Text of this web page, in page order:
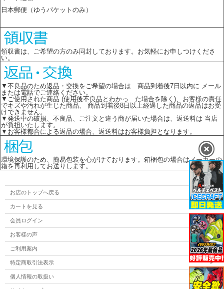
日本郵便（ゆうパケットのみ）
領収書は、ご希望の方のみ同封しております。お気軽にお申しつけくださ
い。
▼不良品のため返品・交換をご希望の場合は 商品到着後7日以内に メール
または電話でご連絡ください。
▼ご使用された商品 (使用後不良品とわかっ た場合を除く)、お客様の責任
でキズや汚れが生じた商品、 商品到着後8日以上経過した商品の返品はお受
けできません。
▼発送中の破損、不良品、ご注文と違う商が届いた場合は、返送料は 当店
が負担いたします。
▼お客様都合による返品の場合、返送料はお客様負担となります。
環境保護のため、簡易包装を心がけております。箱梱包の場合はメーカーの
箱を再利用してお送りします。
お店のトップへ戻る
カートを見る
会員ログイン
お客様の声
ご利用案内
特定商取引法表示
個人情報の取扱い